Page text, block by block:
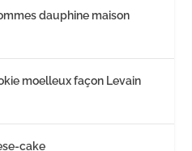
dauphine maison
moelleux façon Levain
cake